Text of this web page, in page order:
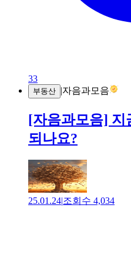
33
부동산 |자음과모음
[자음과모음] 지
되나요?
25.01.24|조회수 4,034